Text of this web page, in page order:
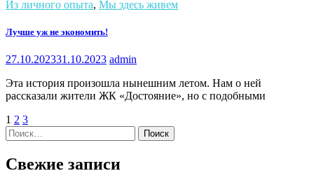
Из личного опыта, Мы здесь живем
Лучше уж не экономить!
27.10.202331.10.2023 admin
Эта история произошла нынешним летом. Нам о ней
рассказали жители ЖК «Достояние», но с подобными
1 2 3
Найти:
Свежие записи